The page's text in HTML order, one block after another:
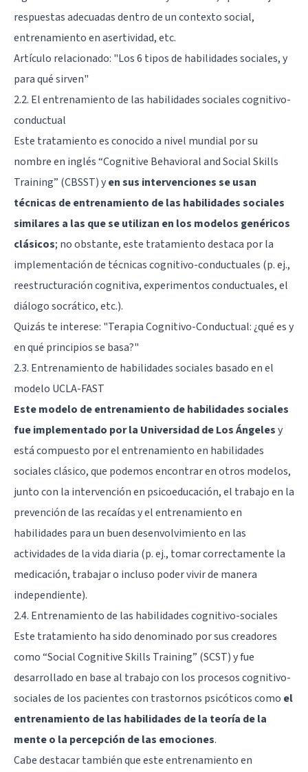
respuestas adecuadas dentro de un contexto social,
entrenamiento en asertividad, etc.
Artículo relacionado: "Los 6 tipos de habilidades sociales, y
para qué sirven"
2.2. El entrenamiento de las habilidades sociales cognitivo-
conductual
Este tratamiento es conocido a nivel mundial por su
nombre en inglés “Cognitive Behavioral and Social Skills
Training” (CBSST) yen sus intervenciones se usan
técnicas de entrenamiento de las habilidades sociales
similares a las que se utilizan en los modelos genéricos
clásicos; no obstante, este tratamiento destaca por la
implementación de técnicas cognitivo-conductuales (p. ej.,
reestructuración cognitiva, experimentos conductuales, el
diálogo socrático, etc.).
Quizás te interese: "Terapia Cognitivo-Conductual: ¿qué es y
en qué principios se basa?"
2.3. Entrenamiento de habilidades sociales basado en el
modelo UCLA-FAST
Este modelo de entrenamiento de habilidades sociales
fue implementado por la Universidad de Los Ángelesy
está compuesto por el entrenamiento en habilidades
sociales clásico, que podemos encontrar en otros modelos,
junto con la intervención en psicoeducación, el trabajo en la
prevención de las recaídas y el entrenamiento en
habilidades para un buen desenvolvimiento en las
actividades de la vida diaria (p. ej., tomar correctamente la
medicación, trabajar o incluso poder vivir de manera
independiente).
2.4. Entrenamiento de las habilidades cognitivo-sociales
Este tratamiento ha sido denominado por sus creadores
como “Social Cognitive Skills Training” (SCST) y fue
desarrollado en base al trabajo con los procesos cognitivo-
sociales de los pacientes con trastornos psicóticos como el
entrenamiento de las habilidades de la teoría de la
mente o la percepción de las emociones.
Cabe destacar también que este entrenamiento en